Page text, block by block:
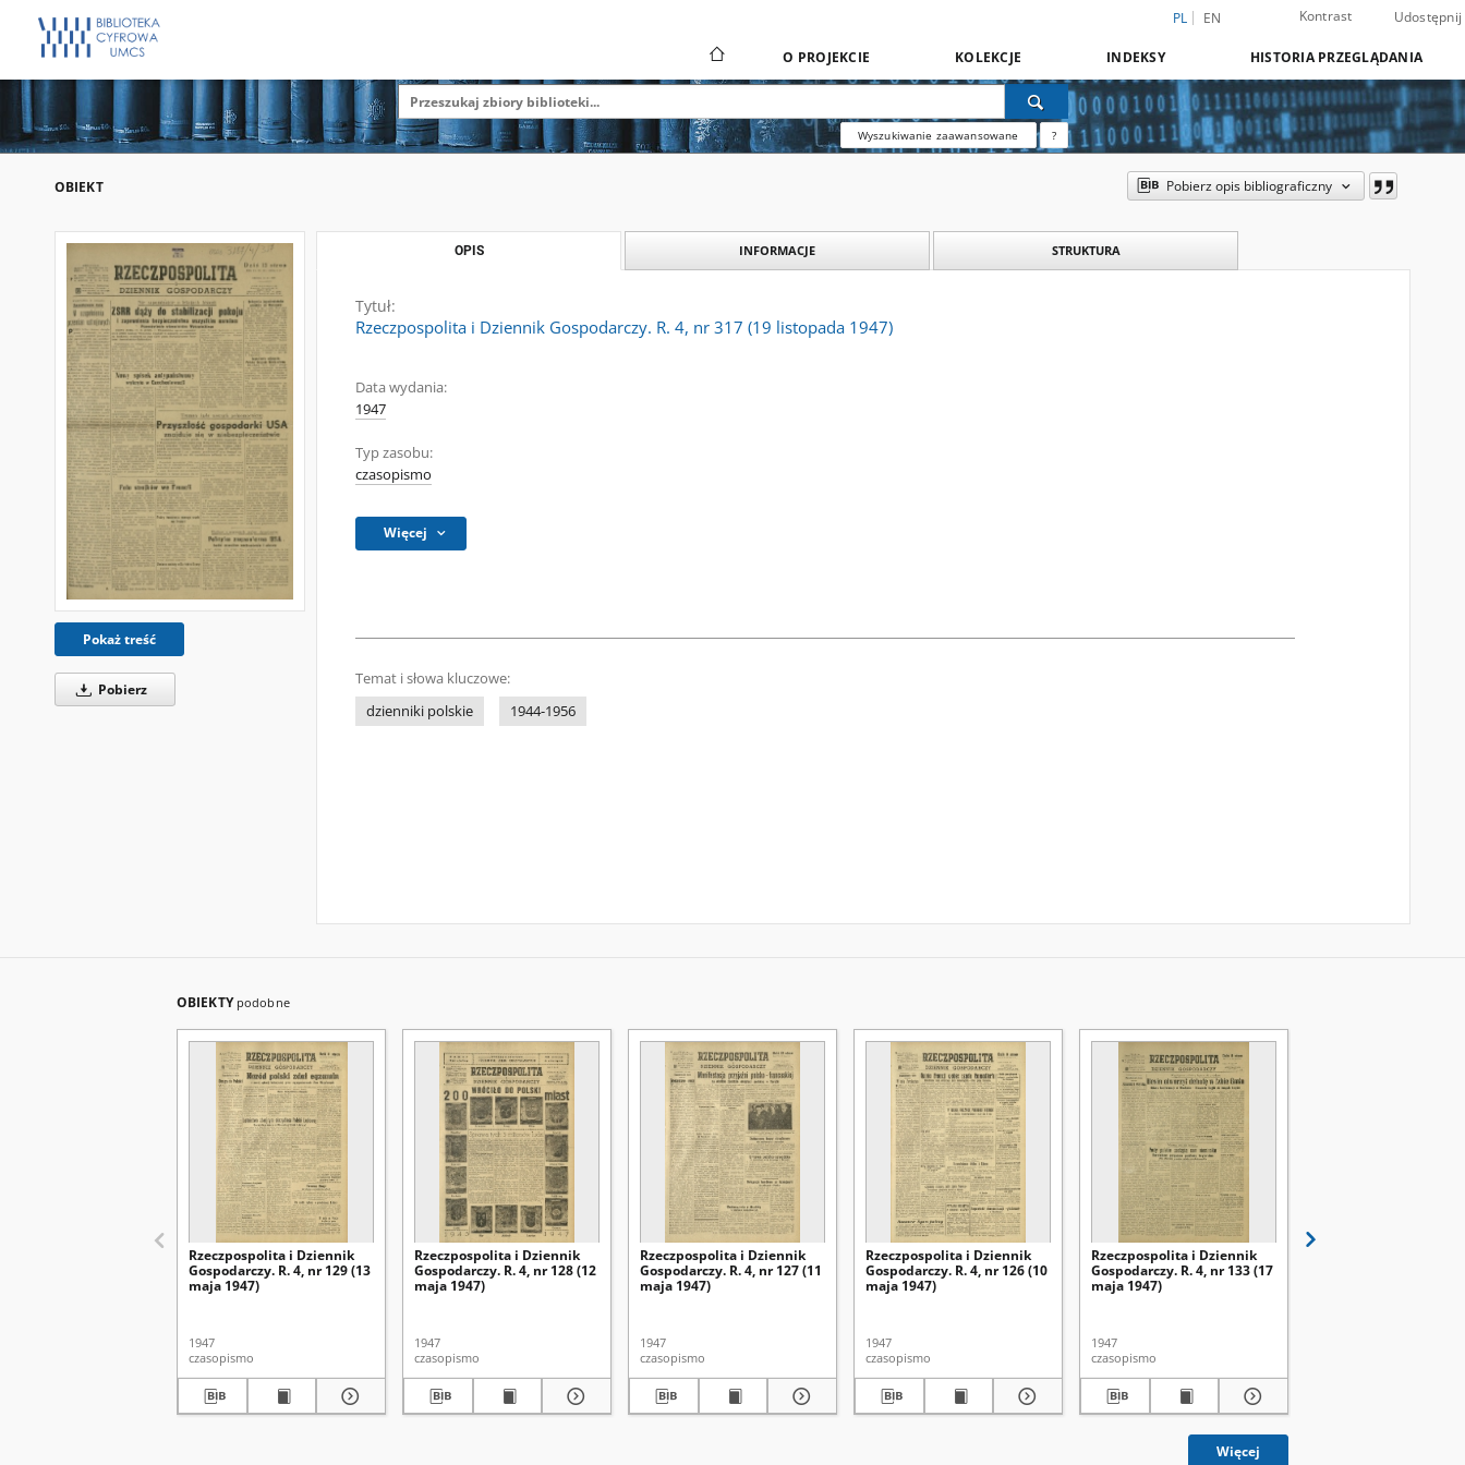
PL EN Kontrast Udostępnij
O PROJEKCIE KOLEKCJE INDEKSY HISTORIA PRZEGLĄDANIA
Wyszukiwanie zaawansowane ?
OBIEKT Pobierz opis bibliograficzny
Pokaż treść
Pobierz
OPIS INFORMACJE STRUKTURA
Tytuł:
Rzeczpospolita i Dziennik Gospodarczy. R. 4, nr 317 (19 listopada 1947)
Data wydania:
1947
Typ zasobu:
czasopismo
Więcej
Temat i słowa kluczowe:
dzienniki polskie
1944-1956
OBIEKTY podobne
Rzeczpospolita i Dziennik
Gospodarczy. R. 4, nr 129 (13
maja 1947)
1947
czasopismo
Rzeczpospolita i Dziennik
Gospodarczy. R. 4, nr 128 (12
maja 1947)
1947
czasopismo
Rzeczpospolita i Dziennik
Gospodarczy. R. 4, nr 127 (11
maja 1947)
1947
czasopismo
Rzeczpospolita i Dziennik
Gospodarczy. R. 4, nr 126 (10
maja 1947)
1947
czasopismo
Rzeczpospolita i Dziennik
Gospodarczy. R. 4, nr 133 (17
maja 1947)
1947
czasopismo
Więcej